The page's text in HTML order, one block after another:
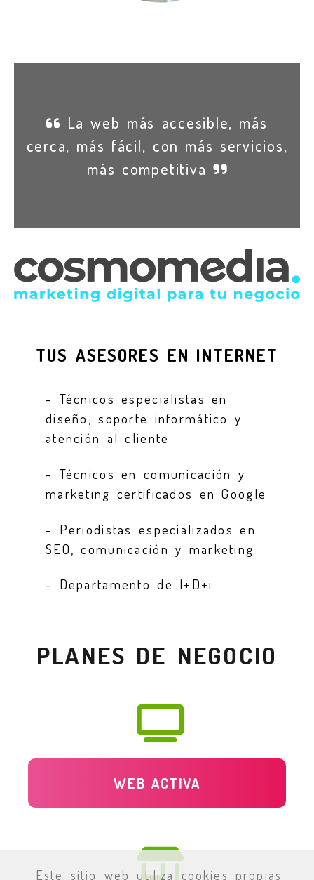
Este sitio web utiliza cookies propias
La web más accesible, más
cerca, más fácil, con más servicios,
más competitiva
TUS ASESORES EN INTERNET
- Técnicos especialistas en
diseño, soporte informático y
atención al cliente
- Técnicos en comunicación y
marketing certificados en Google
- Periodistas especializados en
SEO, comunicación y marketing
- Departamento de I+D+i
PLANES DE NEGOCIO
WEB ACTIVA